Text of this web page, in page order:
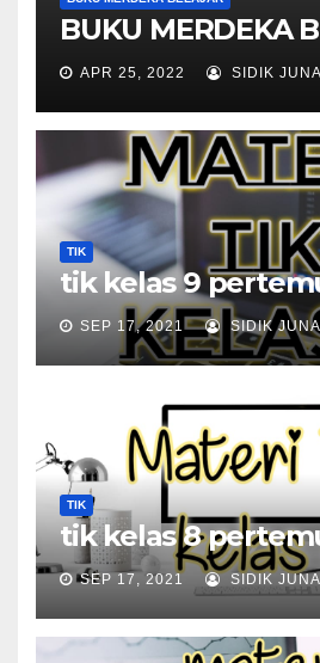
BUKU MERDEKA
APR 25, 2022 SIDIK JUNA
TIK
tik kelas 9
SEP 17, 2021 SIDIK JUNA
TIK
tik kelas 8
SEP 17, 2021 SIDIK JUNA